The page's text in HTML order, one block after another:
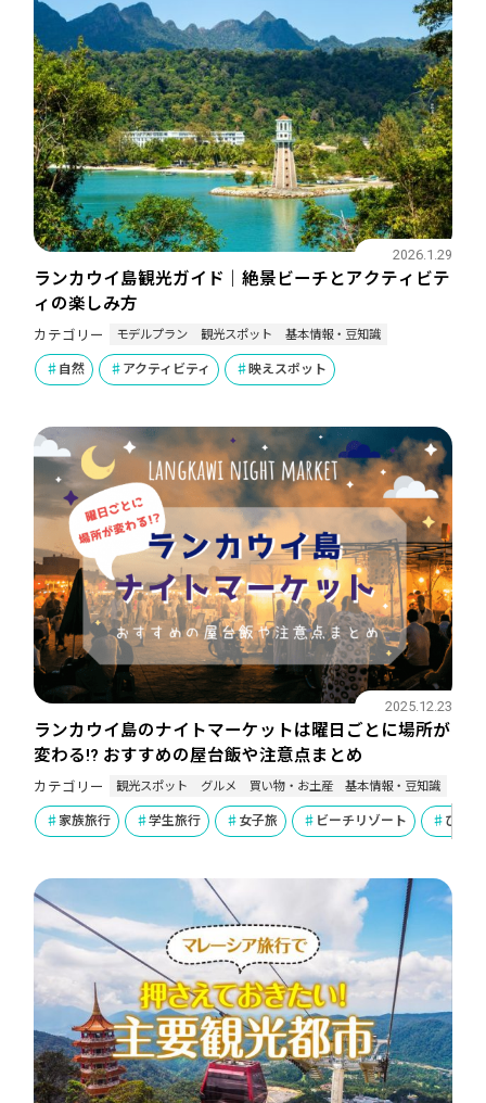
ランカウイ島観光ガイド｜絶景ビーチとアクティビテ
ィの楽しみ方
2026.1.29
カテゴリー モデルプラン 観光スポット 基本情報・豆知識
自然 アクティビティ 映えスポット
ランカウイ島のナイトマーケットは曜日ごとに場所が
変わる!? おすすめの屋台飯や注意点まとめ
2025.12.23
カテゴリー 観光スポット グルメ 買い物・お土産 基本情報・豆知識
家族旅行 学生旅行 女子旅 ビーチリゾート ひと